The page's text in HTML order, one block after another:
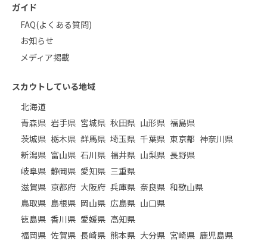
ガイド
FAQ(よくある質問)
お知らせ
メディア掲載
スカウトしている地域
北海道
青森県 岩手県 宮城県 秋田県 山形県 福島県
茨城県 栃木県 群馬県 埼玉県 千葉県 東京都 神奈川県
新潟県 富山県 石川県 福井県 山梨県 長野県
岐阜県 静岡県 愛知県 三重県
滋賀県 京都府 大阪府 兵庫県 奈良県 和歌山県
鳥取県 島根県 岡山県 広島県 山口県
徳島県 香川県 愛媛県 高知県
福岡県 佐賀県 長崎県 熊本県 大分県 宮崎県 鹿児島県